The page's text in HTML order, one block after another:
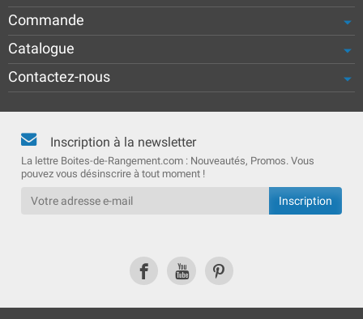
Commande
Catalogue
Contactez-nous
Inscription à la newsletter
La lettre Boites-de-Rangement.com : Nouveautés, Promos. Vous
pouvez vous désinscrire à tout moment !